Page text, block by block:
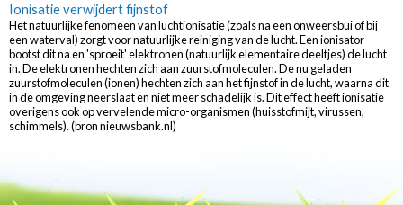
Ionisatie verwijdert fijnstof
Het natuurlijke fenomeen van luchtionisatie (zoals na een onweersbui of bij
een waterval) zorgt voor natuurlijke reiniging van de lucht. Een ionisator
bootst dit na en 'sproeit' elektronen (natuurlijk elementaire deeltjes) de lucht
in. De elektronen hechten zich aan zuurstofmoleculen. De nu geladen
zuurstofmoleculen (ionen) hechten zich aan het fijnstof in de lucht, waarna dit
in de omgeving neerslaat en niet meer schadelijk is. Dit effect heeft ionisatie
overigens ook op vervelende micro-organismen (huisstofmijt, virussen,
schimmels). (bron nieuwsbank.nl)